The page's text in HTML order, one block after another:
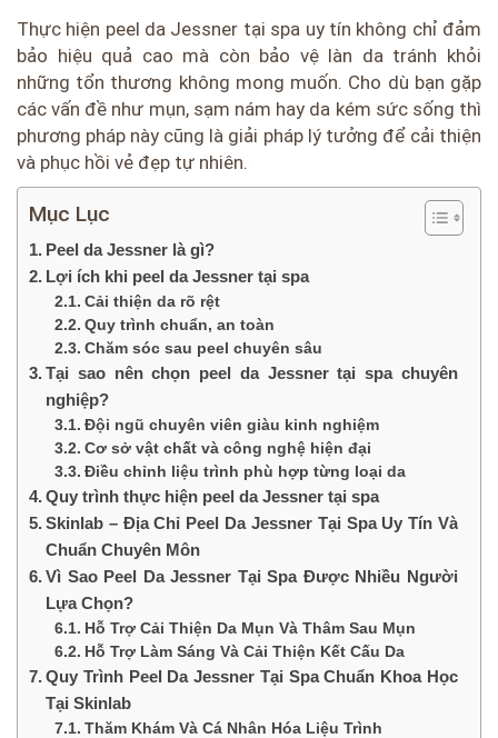
Thực hiện peel da Jessner tại spa uy tín không chỉ đảm
bảo hiệu quả cao mà còn bảo vệ làn da tránh khỏi
những tổn thương không mong muốn. Cho dù bạn gặp
các vấn đề như mụn, sạm nám hay da kém sức sống thì
phương pháp này cũng là giải pháp lý tưởng để cải thiện
và phục hồi vẻ đẹp tự nhiên.
Mục Lục
Peel da Jessner là gì?
Lợi ích khi peel da Jessner tại spa
Cải thiện da rõ rệt
Quy trình chuẩn, an toàn
Chăm sóc sau peel chuyên sâu
Tại sao nên chọn peel da Jessner tại spa chuyên
nghiệp?
Đội ngũ chuyên viên giàu kinh nghiệm
Cơ sở vật chất và công nghệ hiện đại
Điều chỉnh liệu trình phù hợp từng loại da
Quy trình thực hiện peel da Jessner tại spa
Skinlab – Địa Chỉ Peel Da Jessner Tại Spa Uy Tín Và
Chuẩn Chuyên Môn
Vì Sao Peel Da Jessner Tại Spa Được Nhiều Người
Lựa Chọn?
Hỗ Trợ Cải Thiện Da Mụn Và Thâm Sau Mụn
Hỗ Trợ Làm Sáng Và Cải Thiện Kết Cấu Da
Quy Trình Peel Da Jessner Tại Spa Chuẩn Khoa Học
Tại Skinlab
Thăm Khám Và Cá Nhân Hóa Liệu Trình